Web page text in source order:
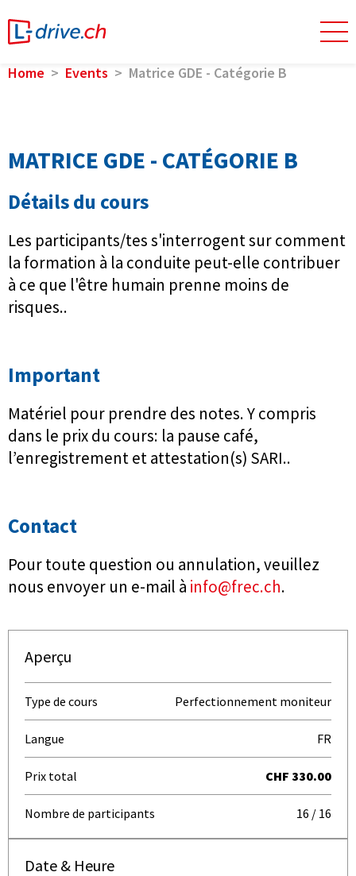
Home Events Matrice GDE - Catégorie B
MATRICE GDE - CATÉGORIE B
Détails du cours
Les participants/tes s'interrogent sur comment
la formation à la conduite peut-elle contribuer
à ce que l'être humain prenne moins de
risques..
Important
Matériel pour prendre des notes. Y compris
dans le prix du cours: la pause café,
l’enregistrement et attestation(s) SARI..
Contact
Pour toute question ou annulation, veuillez
nous envoyer un e-mail à info@frec.ch.
Aperçu
Type de cours Perfectionnement moniteur
Langue FR
Prix total CHF 330.00
Nombre de participants 16 / 16
Date & Heure